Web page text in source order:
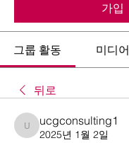
가입
그룹 활동 미디어
뒤로
ucgconsulting1
ucgconsulting1
2025년 1월 2일